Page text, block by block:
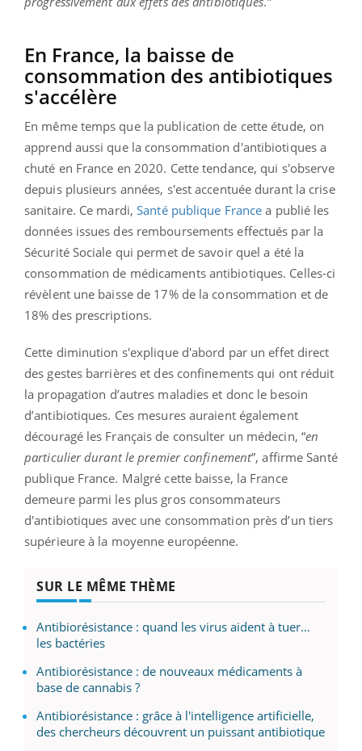
En France, la baisse de
consommation des antibiotiques
s'accélère
En même temps que la publication de cette étude, on
apprend aussi que la consommation d'antibiotiques a
chuté en France en 2020. Cette tendance, qui s'observe
depuis plusieurs années, s'est accentuée durant la crise
sanitaire. Ce mardi,Santé publique France a publié les
données issues des remboursements effectués par la
Sécurité Sociale qui permet de savoir quel a été la
consommation de médicaments antibiotiques. Celles-ci
révèlent une baisse de 17% de la consommation et de
18% des prescriptions.
Cette diminution s'explique d'abord par un effet direct
des gestes barrières et des confinements qui ont réduit
la propagation d’autres maladies et donc le besoin
d’antibiotiques. Ces mesures auraient également
découragé les Français de consulter un médecin, “en
particulier durant le premier confinement”, affirme Santé
publique France. Malgré cette baisse, la France
demeure parmi les plus gros consommateurs
d'antibiotiques avec une consommation près d’un tiers
supérieure à la moyenne européenne.
SUR LE MÊME THÈME
Antibiorésistance : quand les virus aident à tuer…
les bactéries
Antibiorésistance : de nouveaux médicaments à
base de cannabis ?
Antibiorésistance : grâce à l'intelligence artificielle,
des chercheurs découvrent un puissant antibiotique